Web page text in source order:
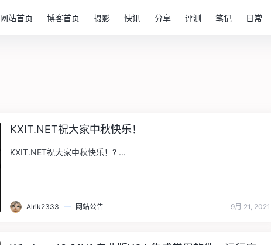
网站首页 博客首页 摄影 快讯 分享 评测 笔记 日常
KXIT.NET祝大家中秋快乐！
KXIT.NET祝大家中秋快乐！? ...
Alrik2333 — 网站公告 9月 21, 2021